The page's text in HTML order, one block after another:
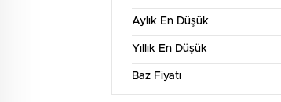
Aylık En Düşük
Yıllık En Düşük
Baz Fiyatı